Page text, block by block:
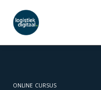
ONLINE CURSUS